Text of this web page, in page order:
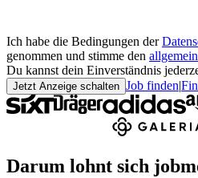
Ich habe die Bedingungen der
genommen und stimme den
Du kannst dein Einverständnis
Jetzt Anzeige schalten Job finden|
Darum lohnt sich